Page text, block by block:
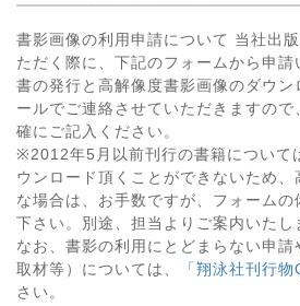
書影画像の利用申請について 当社出
ただく際に、下記のフォームから申
書の発行と高解像度書影画像のダウン
ールでご連絡させていただきますの
確にご記入ください。
※2012年5月以前刊行の書籍について
ウンロード頂くことができないため
な場合は、お手数ですが、フォーム
下さい。別途、担当よりご案内いたし
なお、書影の利用にとどまらない申請
取材等）については、
「翔泳社刊行物
さい。